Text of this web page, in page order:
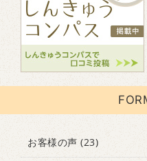
お客様の声 (23)